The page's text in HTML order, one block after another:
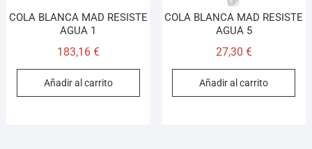
COLA BLANCA MAD RESISTE
AGUA 1
183,16 €
Añadir al carrito
COLA BLANCA MAD RESISTE
AGUA 5
27,30 €
Añadir al carrito